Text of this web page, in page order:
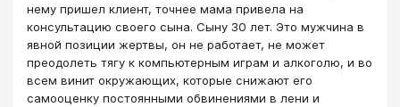
нему пришел клиент, точнее мама привела на
консультацию своего сына. Сыну 30 лет. Это мужчина в
явной позиции жертвы, он не работает, не может
преодолеть тягу к компьютерным играм и алкоголю, и во
всем винит окружающих, которые снижают его
самооценку постоянными обвинениями в лени и